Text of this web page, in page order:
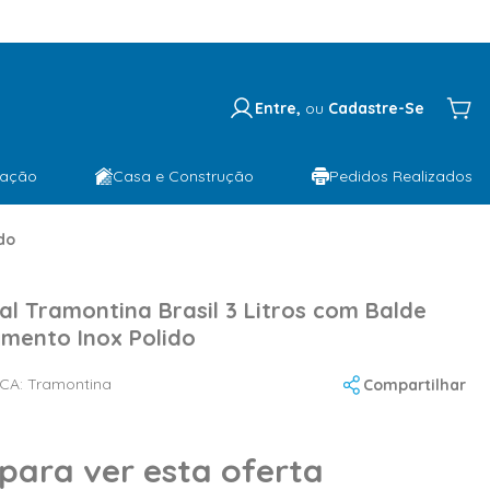
Entre, ou Cadastre-Se
Casa e Construção Pedidos Realizados
Tramontina Brasil 3 Litros com Balde
Inox Polido
Tramontina Compartilhar
ver esta oferta